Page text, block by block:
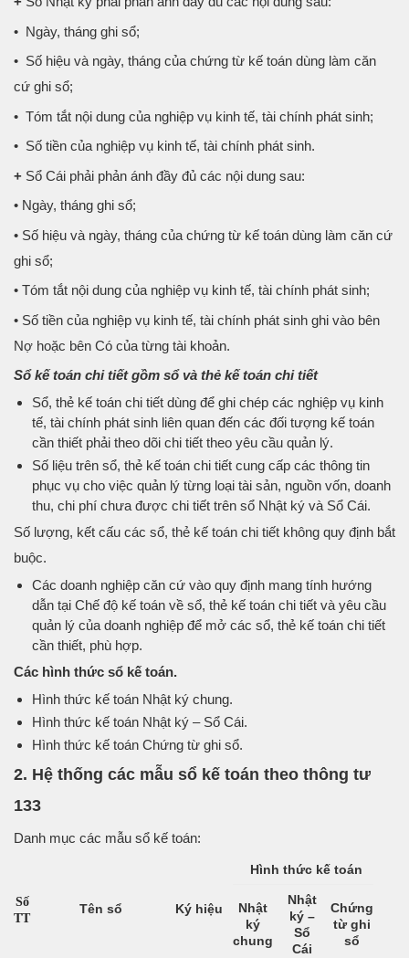
• Ngày, tháng ghi sổ;
• Số hiệu và ngày, tháng của chứng từ kế toán dùng làm căn
cứ ghi sổ;
• Tóm tắt nội dung của nghiệp vụ kinh tế, tài chính phát sinh;
• Số tiền của nghiệp vụ kinh tế, tài chính phát sinh.
+ Sổ Cái phải phản ánh đầy đủ các nội dung sau:
• Ngày, tháng ghi sổ;
• Số hiệu và ngày, tháng của chứng từ kế toán dùng làm căn cứ
ghi sổ;
• Tóm tắt nội dung của nghiệp vụ kinh tế, tài chính phát sinh;
• Số tiền của nghiệp vụ kinh tế, tài chính phát sinh ghi vào bên
Nợ hoặc bên Có của từng tài khoản.
Sổ kế toán chi tiết gồm sổ và thẻ kế toán chi tiết
Sổ, thẻ kế toán chi tiết dùng để ghi chép các nghiệp vụ kinh
tế, tài chính phát sinh liên quan đến các đối tượng kế toán
cần thiết phải theo dõi chi tiết theo yêu cầu quản lý.
Số liệu trên sổ, thẻ kế toán chi tiết cung cấp các thông tin
phục vụ cho việc quản lý từng loại tài sản, nguồn vốn, doanh
thu, chi phí chưa được chi tiết trên sổ Nhật ký và Sổ Cái.
Số lượng, kết cấu các sổ, thẻ kế toán chi tiết không quy định bắt
buộc.
Các doanh nghiệp căn cứ vào quy định mang tính hướng
dẫn tại Chế độ kế toán về sổ, thẻ kế toán chi tiết và yêu cầu
quản lý của doanh nghiệp để mở các sổ, thẻ kế toán chi tiết
cần thiết, phù hợp.
Các hình thức sổ kế toán.
Hình thức kế toán Nhật ký chung.
Hình thức kế toán Nhật ký – Sổ Cái.
Hình thức kế toán Chứng từ ghi sổ.
2. Hệ thống các mẫu sổ kế toán theo thông tư
133
Danh mục các mẫu sổ kế toán:
Số
TT
Tên sổ Ký hiệu
Hình thức kế toán
Nhật
ký
chung
Nhật
ký –
Sổ
Cái
Chứng
từ ghi
sổ